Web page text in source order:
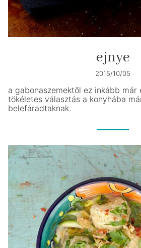
ejnye
2015/10/05
a gabonaszemektől ez inkább már
tökéletes választás a konyhába
belefáradtaknak.